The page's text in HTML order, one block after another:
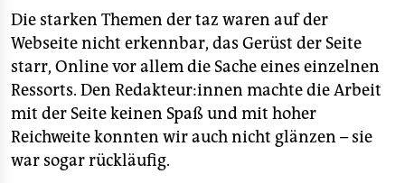
Die starken Themen der taz waren auf der
Webseite nicht erkennbar, das Gerüst der Seite
starr, Online vor allem die Sache eines einzelnen
Ressorts. Den Redakteur:innen machte die Arbeit
mit der Seite keinen Spaß und mit hoher
Reichweite konnten wir auch nicht glänzen – sie
war sogar rückläufig.